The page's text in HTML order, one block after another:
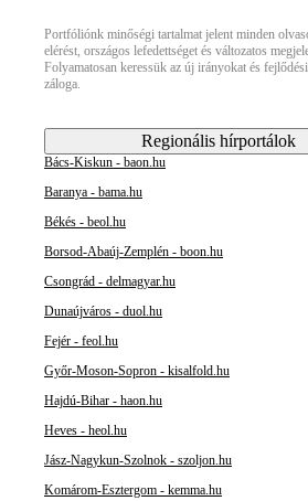
Portfóliónk minőségi tartalmat jelent minden
elérést, országos lefedettséget és változatos
Folyamatosan keressük az új irányokat és
záloga.
Regionális hírportálok
Bács-Kiskun - baon.hu
Baranya - bama.hu
Békés - beol.hu
Borsod-Abaúj-Zemplén - boon.hu
Csongrád - delmagyar.hu
Dunaújváros - duol.hu
Fejér - feol.hu
Győr-Moson-Sopron - kisalfold.hu
Hajdú-Bihar - haon.hu
Heves - heol.hu
Jász-Nagykun-Szolnok - szoljon.hu
Komárom-Esztergom - kemma.hu